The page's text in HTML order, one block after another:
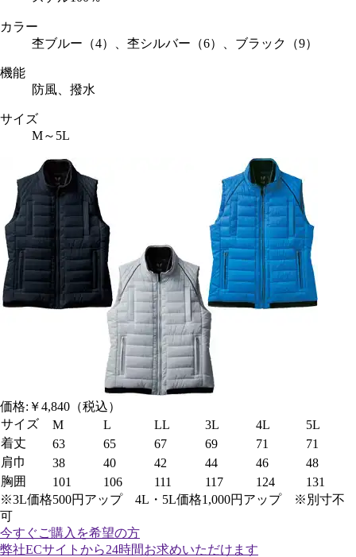
カラー
杢ブルー（4）、杢シルバー（6）、ブラック（9）
機能
防風、撥水
サイズ
M～5L
価格: ￥4,840 （税込）
サイズ
M L LL 3L 4L
5L
着丈
63 65 67 69 71
71
肩巾
38 40 42 44 46
48
胸囲
101 106 111 117 124
131
※3L価格500円アップ 4L・5L価格1,000円アップ ※別寸不
可
今すぐご購入 を希望の方
弊社ECサイトから24時間お求めいただけます